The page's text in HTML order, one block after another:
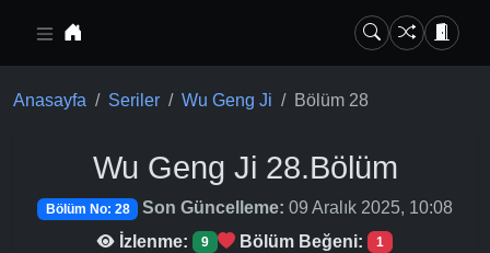
Anasayfa Seriler Wu Geng Ji Bölüm 28
Wu Geng Ji 28.Bölüm
Bölüm No: 28 Son Güncelleme: 09 Aralık 2025, 10:08
İzlenme:
9 Bölüm Beğeni: 1